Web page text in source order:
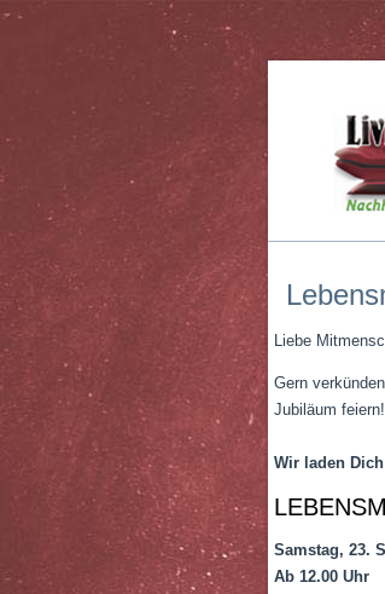
Liebe
Gern
Jubiläum feiern!
Wir laden
Samstag, 23.
Ab 12.00 Uhr